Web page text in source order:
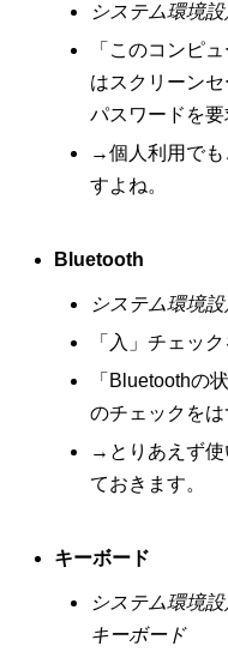
システム環境
「このコンピ
はスクリーン
パスワードを
→個人利用でも
すよね。
Bluetooth
システム環境
「入」チェッ
「Bluetoothの
のチェックをは
→とりあえず使
ておきます。
キーボード
システム環境
キーボード